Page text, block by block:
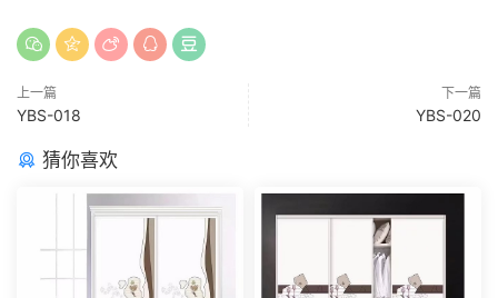
上一篇
YBS-018
下一篇
YBS-020
猜你喜欢